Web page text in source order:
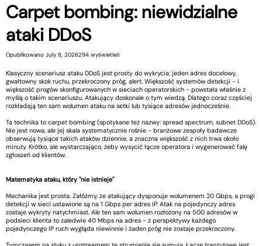
Carpet bombing: niewidzialne
ataki DDoS
Opublikowano July 8, 2026294 wyświetleń
Klasyczny scenariusz ataku DDoS jest prosty do wykrycia: jeden adres docelowy,
gwałtowny skok ruchu, przekroczony próg, alert. Większość systemów detekcji - i
większość progów skonfigurowanych w sieciach operatorskich - powstała właśnie z
myślą o takim scenariuszu. Atakujący doskonale o tym wiedzą. Dlatego coraz częściej
rozkładają ten sam wolumen ataku na setki lub tysiące adresów jednocześnie.
Ta technika to carpet bombing (spotykane też nazwy: spread spectrum, subnet DDoS).
Nie jest nowa, ale jej skala systematycznie rośnie - branżowe zespoły badawcze
obserwują tysiące takich ataków dziennie, a znaczna większość z nich trwa około
minuty. Krótko, ale wystarczająco, żeby wysycić łącze operatora i wygenerować falę
zgłoszeń od klientów.
Matematyka ataku, który "nie istnieje"
Mechanika jest prosta. Załóżmy, że atakujący dysponuje wolumenem 20 Gbps, a progi
detekcji w sieci ustawione są na 1 Gbps per adres IP. Atak na pojedynczy adres
zostaje wykryty natychmiast. Ale ten sam wolumen rozłożony na 500 adresów w
podsieci klienta to zaledwie 40 Mbps na adres - z perspektywy każdego
pojedynczego IP ruch wygląda niewinnie i żaden próg nie zostaje przekroczony.